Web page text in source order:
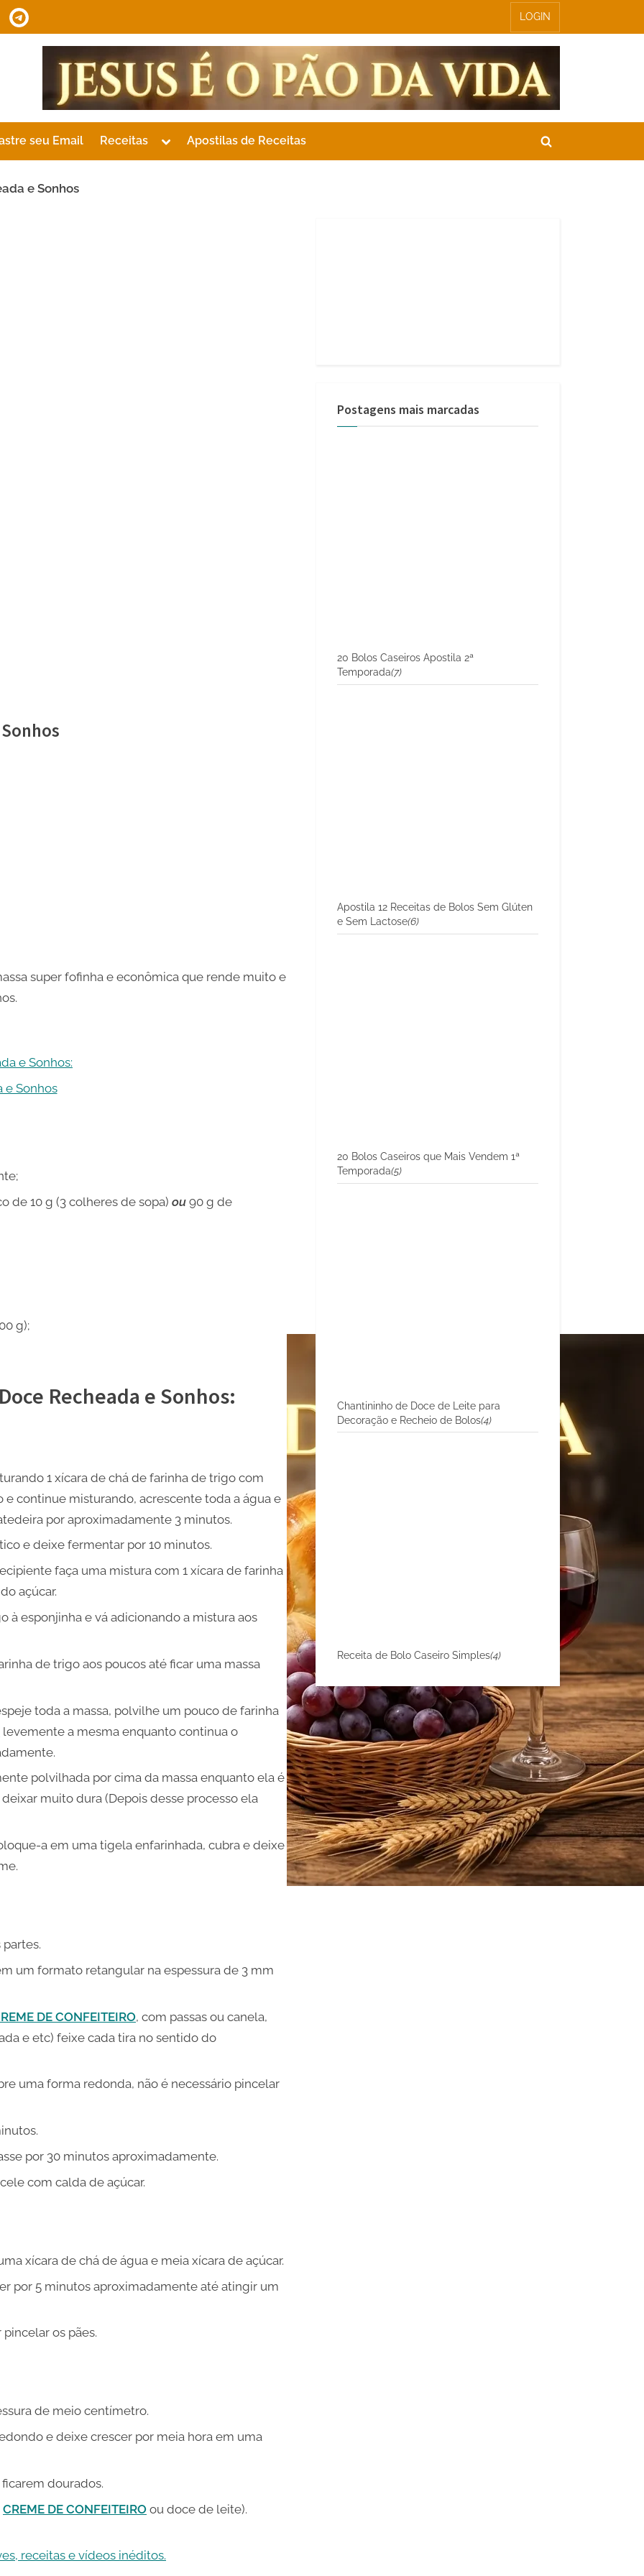
Telegram LOGIN
seu Email Receitas
Toggle
menu
Apostilas de Receitas
Toggle
e Sonhos
super fofinha e econômica que rende muito e
e Sonhos:
e Sonhos
de 10 g (3 colheres de sopa) ou 90 g de
g);
Recheada e Sonhos:
1 xícara de chá de farinha de trigo com
continue misturando, acrescente toda a água e
por aproximadamente 3 minutos.
e deixe fermentar por 10 minutos.
faça uma mistura com 1 xícara de farinha
açúcar.
à esponjinha e vá adicionando a mistura aos
de trigo aos poucos até ficar uma massa
toda a massa, polvilhe um pouco de farinha
levemente a mesma enquanto continua o
polvilhada por cima da massa enquanto ela é
muito dura (Depois desse processo ela
a em uma tigela enfarinhada, cubra e deixe
um formato retangular na espessura de 3 mm
DE CONFEITEIRO, com passas ou canela,
e etc) feixe cada tira no sentido do
uma forma redonda, não é necessário pincelar
por 30 minutos aproximadamente.
com calda de açúcar.
xícara de chá de água e meia xícara de açúcar.
por 5 minutos aproximadamente até atingir um
os pães.
de meio centímetro.
e deixe crescer por meia hora em uma
dourados.
CREME DE CONFEITEIRO ou doce de leite).
receitas e vídeos inéditos.
Postagens mais marcadas
20 Bolos Caseiros Apostila 2ª
Temporada(7)
Apostila 12 Receitas de Bolos Sem Glúten
e Sem Lactose(6)
20 Bolos Caseiros que Mais Vendem 1ª
Temporada(5)
Chantininho de Doce de Leite para
Decoração e Recheio de Bolos(4)
Receita de Bolo Caseiro Simples(4)